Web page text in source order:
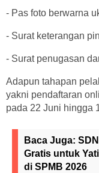
- Pas foto berwarna
- Surat keterangan
- Surat penugasan
Adapun tahapan
yakni pendaftaran
pada 22 Juni hingga
Baca Juga:
Gratis untuk
di SPMB 2026